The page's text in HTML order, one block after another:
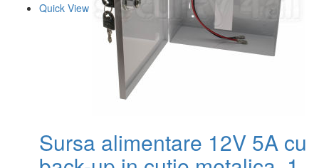
Quick View
Sursa alimentare 12V 5A cu